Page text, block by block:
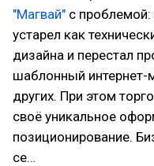
"Магвай" с проблемой:
устарел как
дизайна и перестал
шаблонный интернет-
других. При этом
своё уникальное
позиционирование.
се…